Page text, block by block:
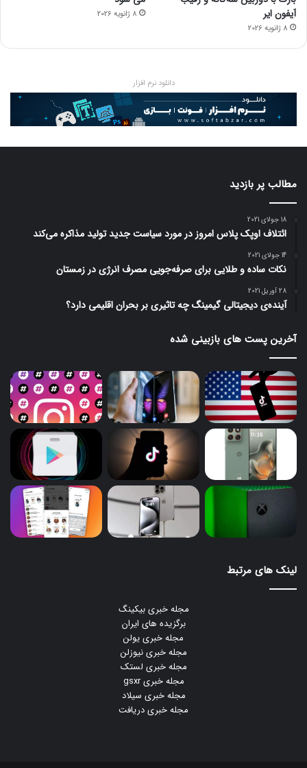
آیفون ایر
8 ژانویه 2026
8 ژانویه 2026
دانلود نرم افزار
مطالب پر بازدید
18 جولای 2021
ائتلاف اوپک پلاس امروز در مورد سیاست جدید تولید مذاکره می‌کند
14 جولای 2021
نکات ساده و طلایی برای صرفه‌جویی مصرف انرژی در زمستان
28 آوریل 2021
آینده‌ی دیجیتالی گیمینگ چه تاثیری بر بحران اقلیمی دارد؟
آخرین پست های بازبینی شده
لینک های مرتبط
مجله خبری بیکینگ
برگزیده های ایران
مجله خبری یولن
مجله خبری نیوزلن
مجله خبری لستک
مجله خبری gsxr
مجله خبری سیلاد
مجله خبری دریافت